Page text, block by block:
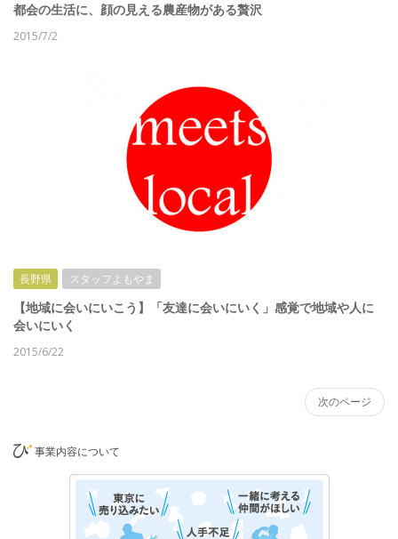
都会の生活に、顔の見える農産物がある贅沢
2015/7/2
長野県 スタッフよもやま
【地域に会いにいこう】「友達に会いにいく」感覚で地域や人に
会いにいく
2015/6/22
次のページ
事業内容について